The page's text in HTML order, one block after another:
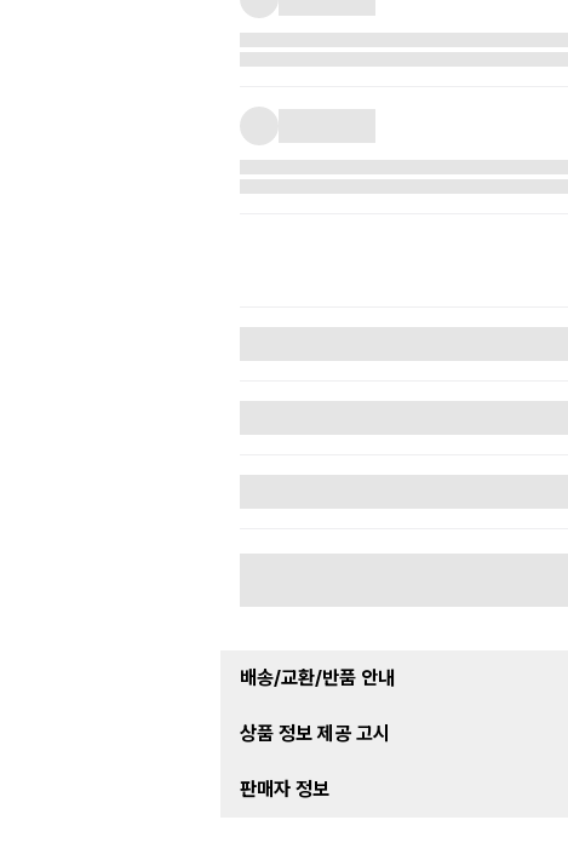
배송/교환/반품 안내
상품 정보 제공 고시
판매자 정보